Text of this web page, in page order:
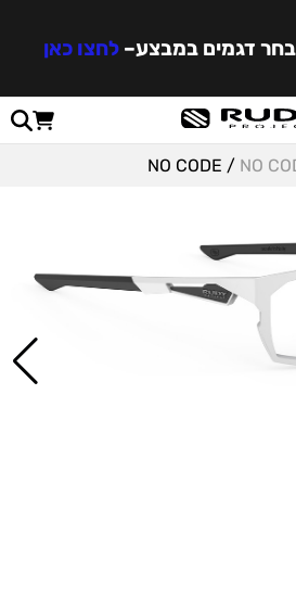
דגמים במבצע–לחצו כאן
NO
/ NO CODE